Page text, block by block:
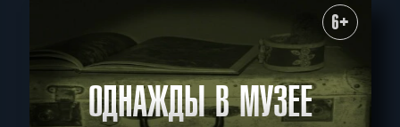
6+
ОДНАЖДЫ В МУЗЕЕ